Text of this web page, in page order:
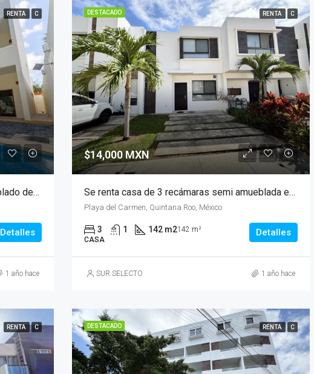
RENTA C
Se renta departamento planta baja amueblado de 2 recamaras 2 baños 172 m2 en El Cielo, Playa del Carmen
Detalles
1 año hace
DESTACADO RENTA C
$14,000 MXN
Se renta casa de 3 recámaras semi amueblada en Playa del Sol, Playa del Carmen
Playa del Carmen, Quintana Roo, México
3 1 142 m2142 m²
CASA
Detalles
SUR SELECTO 1 año hace
RENTA C DESTACADO RENTA C